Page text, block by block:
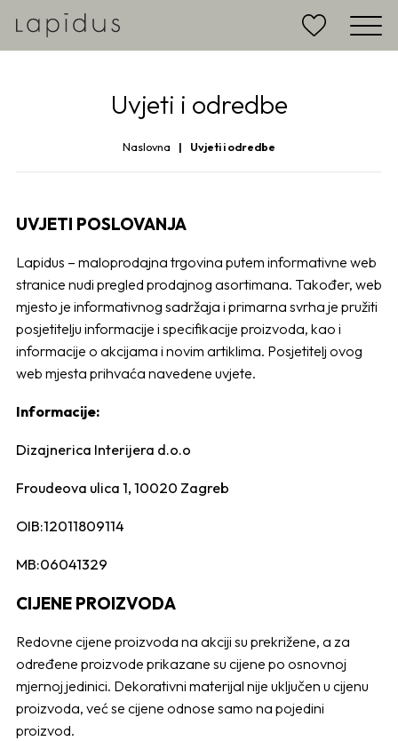
Uvjeti i odredbe
Naslovna Uvjeti i odredbe
UVJETI POSLOVANJA
Lapidus – maloprodajna trgovina putem informativne web
stranice nudi pregled prodajnog asortimana. Također, web
mjesto je informativnog sadržaja i primarna svrha je pružiti
posjetitelju informacije i specifikacije proizvoda, kao i
informacije o akcijama i novim artiklima. Posjetitelj ovog
web mjesta prihvaća navedene uvjete.
Informacije:
Dizajnerica Interijera d.o.o
Froudeova ulica 1, 10020 Zagreb
OIB:12011809114
MB:06041329
CIJENE PROIZVODA
Redovne cijene proizvoda na akciji su prekrižene, a za
određene proizvode prikazane su cijene po osnovnoj
mjernoj jedinici. Dekorativni materijal nije uključen u cijenu
proizvoda, već se cijene odnose samo na pojedini
proizvod.